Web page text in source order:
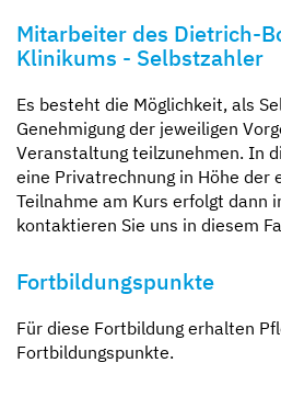
Mitarbeiter des Dietrich-
Klinikums - Selbstzahler
Es besteht die Möglichkeit, als
Genehmigung der jeweiligen
Veranstaltung teilzunehmen. In
eine Privatrechnung in Höhe der
Teilnahme am Kurs erfolgt dann
kontaktieren Sie uns in diesem
Fortbildungspunkte
Für diese Fortbildung erhalten
Fortbildungspunkte.